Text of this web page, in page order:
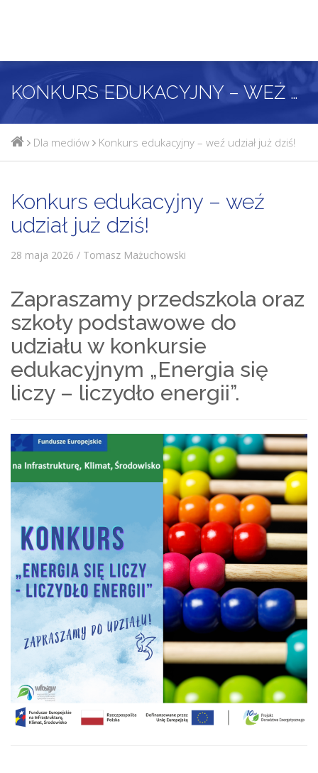
KONKURS EDUKACYJNY – WEŹ UDZIAŁ JUŻ DZIŚ!
Dla mediów Konkurs edukacyjny – weź udział już dziś!
Konkurs edukacyjny – weź
udział już dziś!
28 maja 2026 / Tomasz Mażuchowski
Zapraszamy przedszkola oraz
szkoły podstawowe do
udziału w konkursie
edukacyjnym „Energia się
liczy – liczydło energii”.